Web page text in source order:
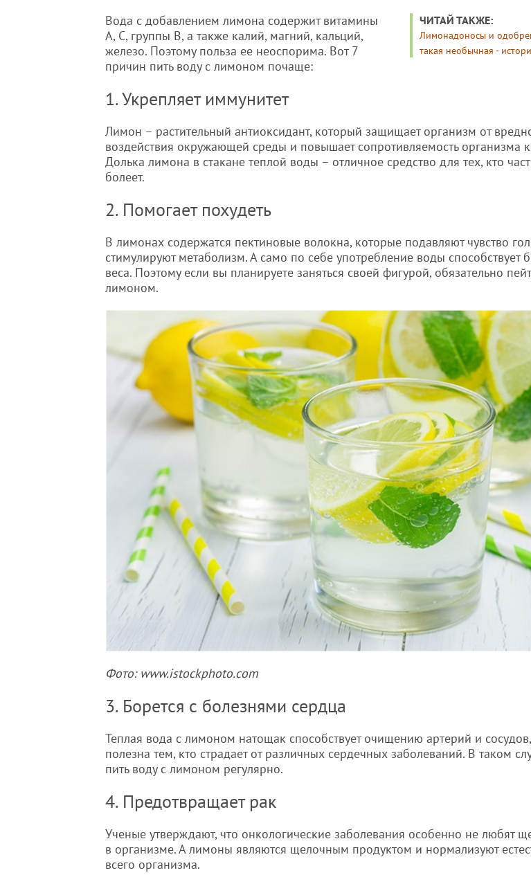
ЧИТАЙ ТАКЖЕ:
Лимонадоносы и
такая необычная -
Вода с добавлением лимона содержит витамины
А, С, группы В, а также калий, магний, кальций,
железо. Поэтому польза ее неоспорима. Вот 7
причин пить воду с лимоном почаще:
1. Укрепляет иммунитет
Лимон – растительный антиоксидант, который защищает организм от
воздействия окружающей среды и повышает сопротивляемость организма
Долька лимона в стакане теплой воды – отличное средство для тех, кто
болеет.
2. Помогает похудеть
В лимонах содержатся пектиновые волокна, которые подавляют чувство
стимулируют метаболизм. А само по себе употребление воды способствует
веса. Поэтому если вы планируете заняться своей фигурой, обязательно
лимоном.
Фото: www.istockphoto.com
3. Борется с болезнями сердца
Теплая вода с лимоном натощак способствует очищению артерий и
полезна тем, кто страдает от различных сердечных заболеваний. В таком
пить воду с лимоном регулярно.
4. Предотвращает рак
Ученые утверждают, что онкологические заболевания особенно не любят
в организме. А лимоны являются щелочным продуктом и нормализуют
всего организма.